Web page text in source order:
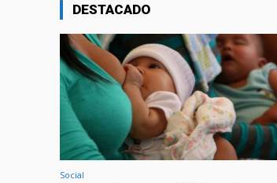
DESTACADO
Social